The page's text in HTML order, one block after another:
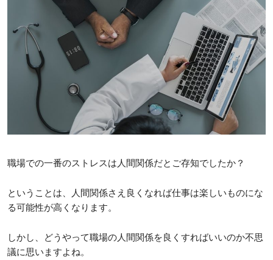
職場での一番のストレスは人間関係だとご存知でしたか？
ということは、人間関係さえ良くなれば仕事は楽しいものにな
る可能性が高くなります。
しかし、どうやって職場の人間関係を良くすればいいのか不思
議に思いますよね。